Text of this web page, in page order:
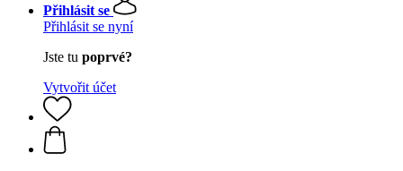
Přihlásit se
Přihlásit se nyní
Jste tu poprvé?
Vytvořit účet